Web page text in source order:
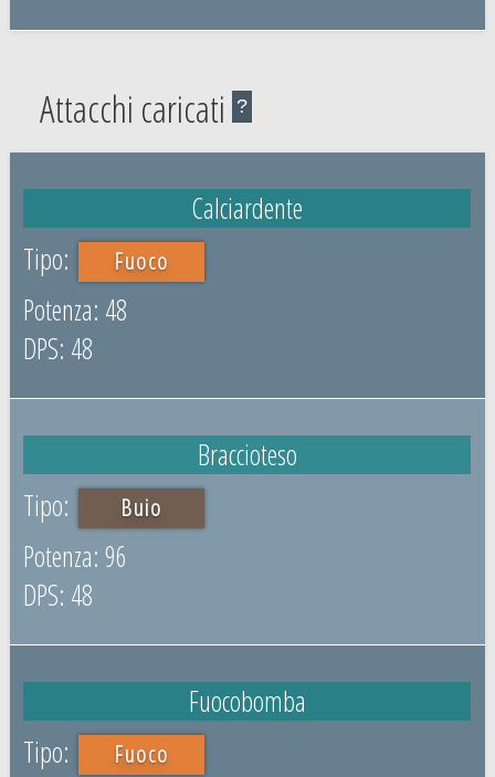
Attacchi caricati ?
Calciardente
Fuoco
48
48
Braccioteso
Buio
96
48
Fuocobomba
Fuoco